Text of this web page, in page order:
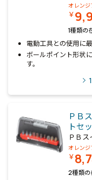
オレン
￥
1種類の
電動工具との使用に最
ボールポイント形状
す。
1
ＰＢ
トセ
ＰＢ
オレン
￥
2種類